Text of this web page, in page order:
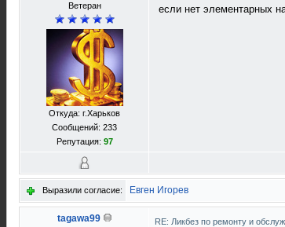
Ветеран
Откуда: г.Харьков
Сообщений: 233
Репутация: 97
если нет элементарных
Выразили согласие: Евген Игорев
tagawa99 RE: Ликбез по ремонту и